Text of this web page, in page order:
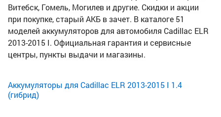
Витебск, Гомель, Могилев и другие. Скидки и акции
при покупке, старый АКБ в зачет. В каталоге 51
моделей аккумуляторов для автомобиля Cadillac ELR
2013-2015 I. Официальная гарантия и сервисные
центры, пункты выдачи и магазины.
Аккумуляторы для Cadillac ELR 2013-2015 I 1.4
(гибрид)